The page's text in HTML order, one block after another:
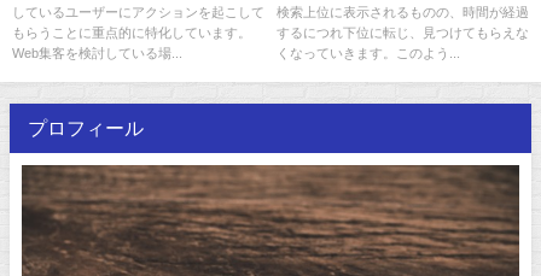
しているユーザーにアクションを起こして
もらうことに重点的に特化しています。
Web集客を検討している場...
検索上位に表示されるものの、時間が経過
するにつれ下位に転じ、見つけてもらえな
くなっていきます。このよう...
プロフィール